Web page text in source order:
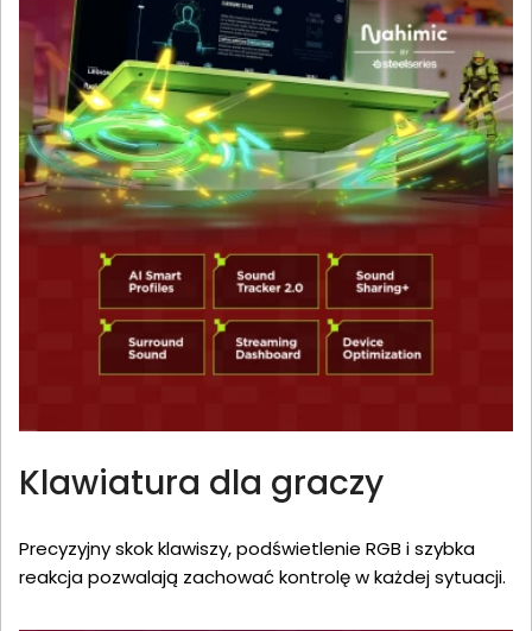
Klawiatura dla graczy
Precyzyjny skok klawiszy, podświetlenie RGB i szybka
reakcja pozwalają zachować kontrolę w każdej sytuacji.